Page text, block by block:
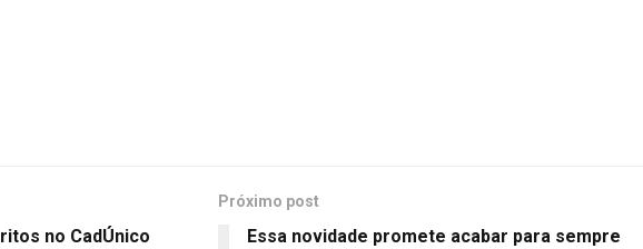
no CadÚnico
Próximo post
Essa novidade promete acabar para sempre